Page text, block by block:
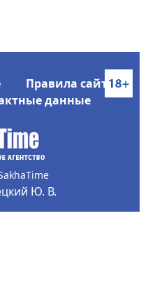
Правила сайта
данные
Ю. В.